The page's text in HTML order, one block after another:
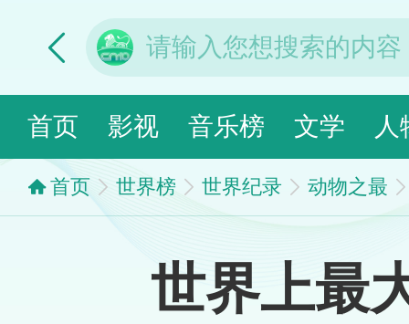
首页 影视 音乐榜 文学 人
首页 世界榜 世界纪录 动物之最
世界上最